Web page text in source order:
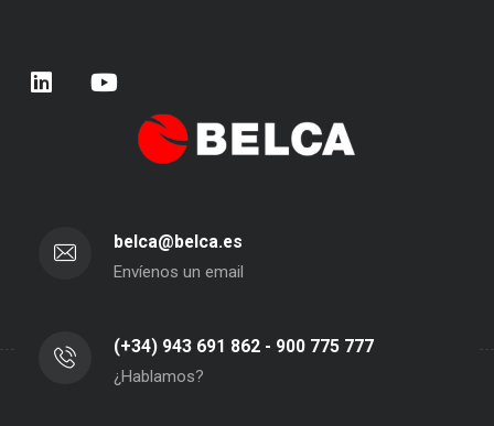
belca@belca.es
Envíenos un email
(+34) 943 691 862 - 900 775 777
¿Hablamos?